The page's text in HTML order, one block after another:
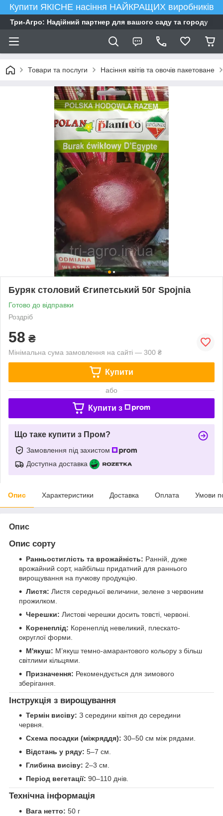
Купити ЯКІСНЕ насіння НАЙКРАЩИХ виробників
Три-Агро: Надійний партнер для вашого саду та городу
Товари та послуги Насіння квітів та овочів пакетоване
Буряк столовий Єгипетський 50г Spojnia
Готово до відправки
Роздріб
58 ₴
Мінімальна сума замовлення на сайті — 300 ₴
Купити
або
Купити з
Що таке купити з Пром?
Замовлення під захистом
Доступна доставка
Опис Характеристики Доставка Оплата Умови
Опис
Опис сорту
Ранньостиглість та врожайність: Ранній, дуже
врожайний сорт, найбільш придатний для раннього
вирощування на пучкову продукцію.
Листя: Листя середньої величини, зелене з червоним
прожилком.
Черешки: Листові черешки досить товсті, червоні.
Коренеплід: Коренеплід невеликий, плескато-
округлої форми.
М'якуш: М’якуш темно-амарантового кольору з більш
світлими кільцями.
Призначення: Рекомендується для зимового
зберігання.
Інструкція з вирощування
Термін висіву: З середини квітня до середини
червня.
Схема посадки (міжряддя): 30–50 см між рядами.
Відстань у ряду: 5–7 см.
Глибина висіву: 2–3 см.
Період вегетації: 90–110 днів.
Технічна інформація
Вага нетто: 50 г